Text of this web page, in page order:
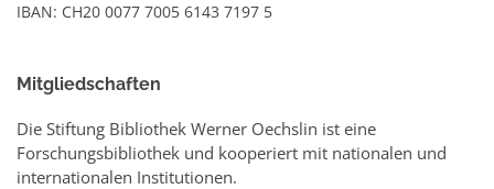
IBAN: CH20 0077 7005 6143 7197 5
Mitgliedschaften
Die Stiftung Bibliothek Werner Oechslin ist eine
Forschungsbibliothek und kooperiert mit nationalen und
internationalen Institutionen.